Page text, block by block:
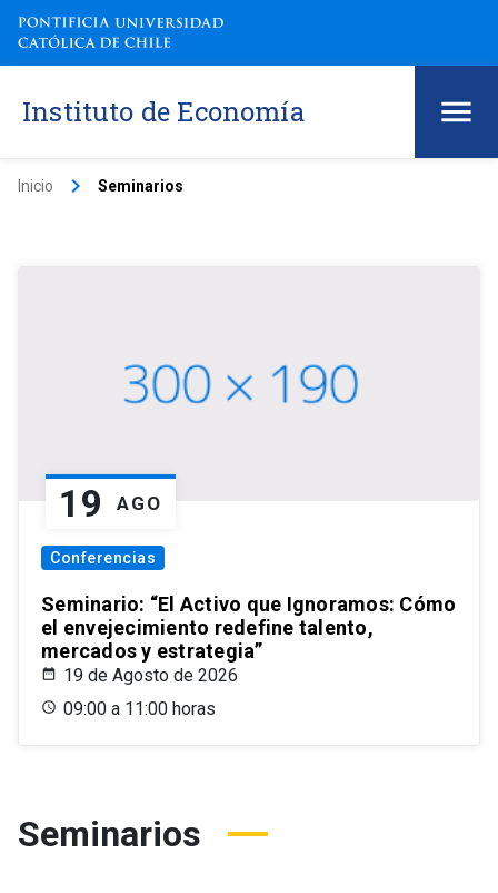
Instituto de Economía
Inicio keyboard_arrow_right Seminarios
19 AGO
Conferencias
Seminario: “El Activo que Ignoramos: Cómo
el envejecimiento redefine talento,
mercados y estrategia”
19 de Agosto de 2026
09:00 a 11:00 horas
Seminarios